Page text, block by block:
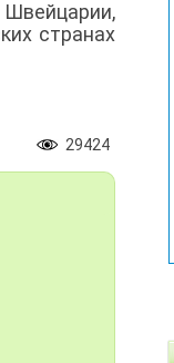
странах
29424